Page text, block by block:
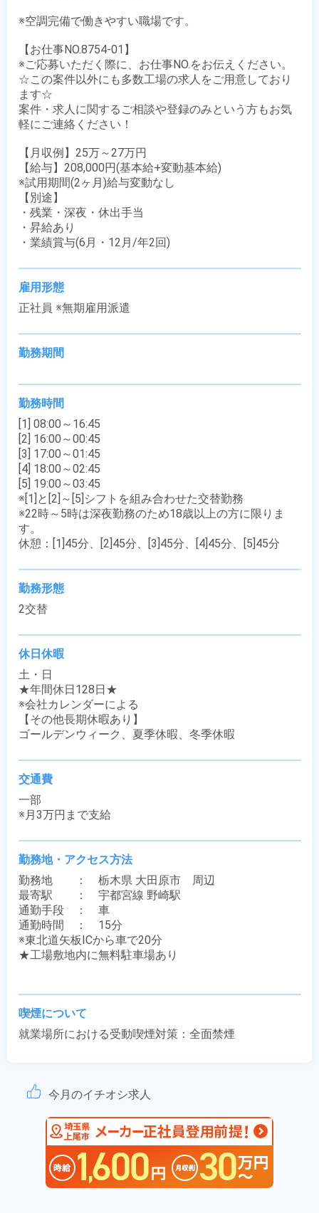
※空調完備で働きやすい職場です。
【お仕事NO.8754-01】
※ご応募いただく際に、お仕事NO.をお伝えください。
☆この案件以外にも多数工場の求人をご用意しており
ます☆
案件・求人に関するご相談や登録のみという方もお気
軽にご連絡ください！
【月収例】25万～27万円
【給与】208,000円(基本給+変動基本給)
※試用期間(2ヶ月)給与変動なし
【別途】
・残業・深夜・休出手当
・昇給あり
・業績賞与(6月・12月/年2回)
雇用形態
正社員 ※無期雇用派遣
勤務期間
勤務時間
[1] 08:00～16:45
[2] 16:00～00:45
[3] 17:00～01:45
[4] 18:00～02:45
[5] 19:00～03:45
※[1]と[2]～[5]シフトを組み合わせた交替勤務
※22時～5時は深夜勤務のため18歳以上の方に限りま
す。
休憩：[1]45分、[2]45分、[3]45分、[4]45分、[5]45分
勤務形態
2交替
休日休暇
土・日
★年間休日128日★
※会社カレンダーによる
【その他長期休暇あり】
ゴールデンウィーク、夏季休暇、冬季休暇
交通費
一部
※月3万円まで支給
勤務地・アクセス方法
勤務地　　：　栃木県 大田原市　周辺
最寄駅　　：　宇都宮線 野崎駅
通勤手段　：　車
通勤時間　：　15分
※東北道矢板ICから車で20分
★工場敷地内に無料駐車場あり
喫煙について
就業場所における受動喫煙対策：全面禁煙
今月のイチオシ求人